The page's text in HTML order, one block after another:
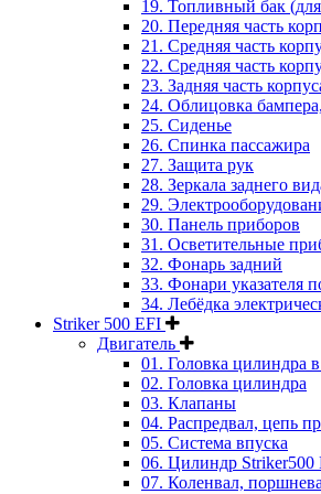
19. Топливный бак
20. Передняя часть
21. Средняя часть
22. Средняя часть
23. Задняя часть
24. Облицовка
25. Сиденье
26. Спинка пассажира
27. Защита рук
28. Зеркала заднего
29.
30. Панель приборов
31. Oсветительные
32. Фонарь задний
33. Фонари указателя
34. Лебёдка
Striker 500 EFI
Двигатель
01. Головка цилиндра
02. Головка цилиндра
03. Клапаны
04. Распредвал, цепь
05. Система впуска
06. Цилиндр Striker500
07. Коленвал,